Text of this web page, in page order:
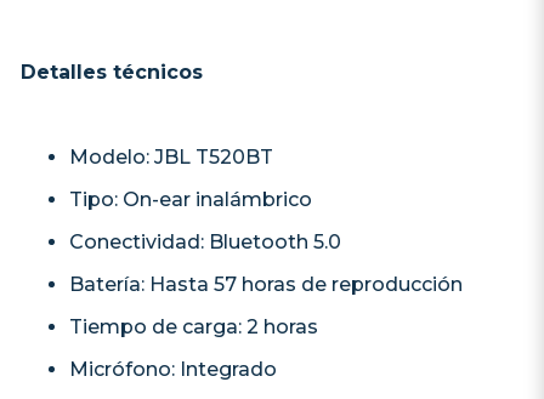
Detalles técnicos
Modelo: JBL T520BT
Tipo: On-ear inalámbrico
Conectividad: Bluetooth 5.0
Batería: Hasta 57 horas de reproducción
Tiempo de carga: 2 horas
Micrófono: Integrado